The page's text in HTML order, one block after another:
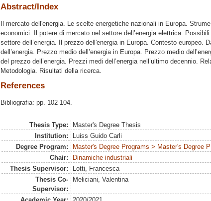
Abstract/Index
Il mercato dell'energia. Le scelte energetiche nazionali in Europa.
economici. Il potere di mercato nel settore dell’energia elettrica.
settore dell’energia. Il prezzo dell'energia in Europa. Contesto europeo.
dell’energia. Prezzo medio dell’energia in Europa. Prezzo medio
del prezzo dell’energia. Prezzi medi dell’energia nell’ultimo decennio.
Metodologia. Risultati della ricerca.
References
Bibliografia: pp. 102-104.
Thesis Type:
Master's Degree Thesis
Institution:
Luiss Guido Carli
Degree Program:
Master's Degree Programs > Master's Degree
Chair:
Dinamiche industriali
Thesis Supervisor:
Lotti, Francesca
Thesis Co-
Supervisor:
Meliciani, Valentina